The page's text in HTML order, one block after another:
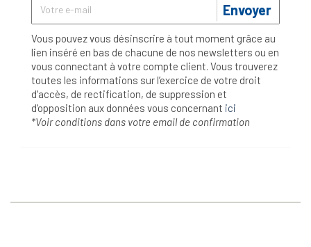
Envoyer
Vous pouvez vous désinscrire à tout moment grâce au
lien inséré en bas de chacune de nos newsletters ou en
vous connectant à votre compte client. Vous trouverez
toutes les informations sur l’exercice de votre droit
d'accès, de rectification, de suppression et
d'opposition aux données vous concernant ici
*Voir conditions dans votre email de confirmation